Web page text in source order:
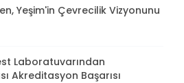
Yeşim'in Çevrecilik Vizyonunu
Laboratuvarından
Akreditasyon Başarısı